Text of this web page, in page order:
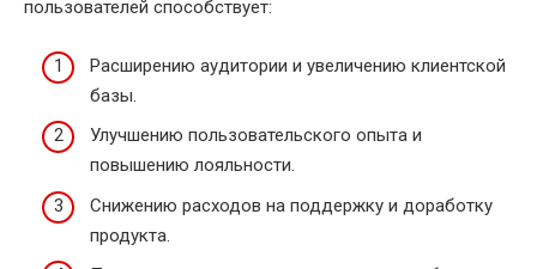
пользователей способствует:
Расширению аудитории и увеличению клиентской
базы.
Улучшению пользовательского опыта и
повышению лояльности.
Снижению расходов на поддержку и доработку
продукта.